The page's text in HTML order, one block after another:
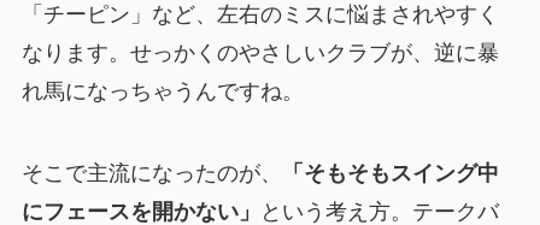
「チーピン」など、左右のミスに悩まされやすく
なります。せっかくのやさしいクラブが、逆に暴
れ馬になっちゃうんですね。
そこで主流になったのが、
「そもそもスイング中
にフェースを開かない」
という考え方。テークバ